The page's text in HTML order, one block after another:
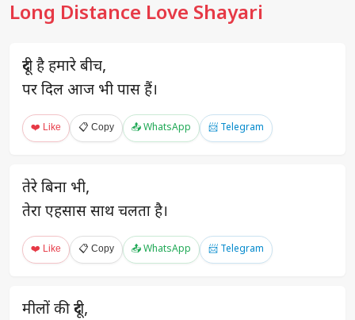
Long Distance Love Shayari
दूरी है हमारे बीच,
पर दिल आज भी पास हैं।
❤️ Like 📋 Copy 📤 WhatsApp 📨 Telegram
तेरे बिना भी,
तेरा एहसास साथ चलता है।
❤️ Like 📋 Copy 📤 WhatsApp 📨 Telegram
मीलों की दूरी,